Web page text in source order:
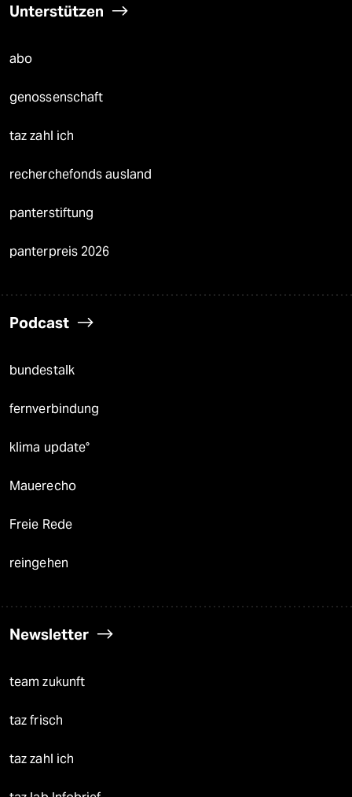
Unterstützen
abo
genossenschaft
taz zahl ich
recherchefonds ausland
panterstiftung
panterpreis 2026
Podcast
bundestalk
fernverbindung
klima update°
Mauerecho
Freie Rede
reingehen
Newsletter
team zukunft
taz frisch
taz zahl ich